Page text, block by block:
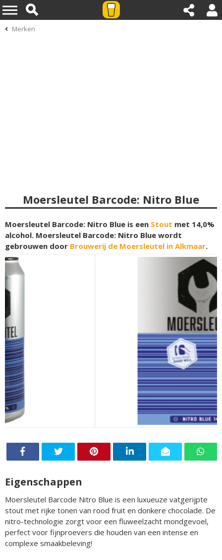
Merken
Moersleutel Barcode: Nitro Blue
Moersleutel Barcode: Nitro Blue is een Stout met 14,0%
alcohol. Moersleutel Barcode: Nitro Blue wordt
gebrouwen door Brouwerij de Moersleutel in Alkmaar.
Eigenschappen
Moersleutel Barcode Nitro Blue is een luxueuze vatgerijpte
stout met rijke tonen van rood fruit en donkere chocolade. De
nitro-technologie zorgt voor een fluweelzacht mondgevoel,
perfect voor fijnproevers die houden van een intense en
complexe smaakbeleving!